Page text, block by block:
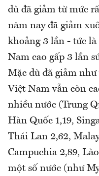
dù đã giảm từ mức
năm nay đã giảm
khoảng 3 lần - tức là
Nam cao gấp 3 lần
Mặc dù đã giảm như
Việt Nam vẫn còn
nhiều nước (Trung
Hàn Quốc 1,19,
Thái Lan 2,62,
Campuchia 2,89,
một số nước (như